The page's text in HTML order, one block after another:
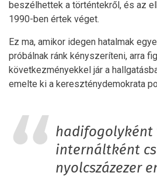
beszélhettek a történtekről, és az
1990-ben értek véget.
Ez ma, amikor idegen hatalmak
próbálnak ránk kényszeríteni, arra
következményekkel jár a
emelte ki a kereszténydemokrata
hadifogolyként
internáltként
nyolcszázezer